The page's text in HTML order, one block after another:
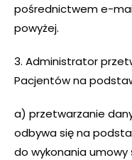
pośrednictwem e-
powyżej.
3. Administrator
Pacjentów na
a) przetwarzanie
odbywa się na
do wykonania umowy